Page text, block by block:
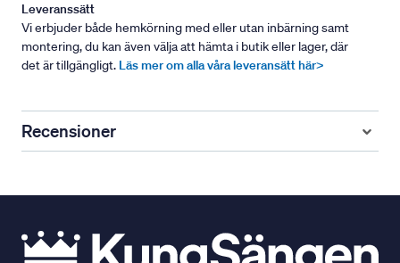
Leveranssätt
Vi erbjuder både hemkörning med eller utan inbärning samt
montering, du kan även välja att hämta i butik eller lager, där
det är tillgängligt. Läs mer om alla våra leveransätt här>
Recensioner